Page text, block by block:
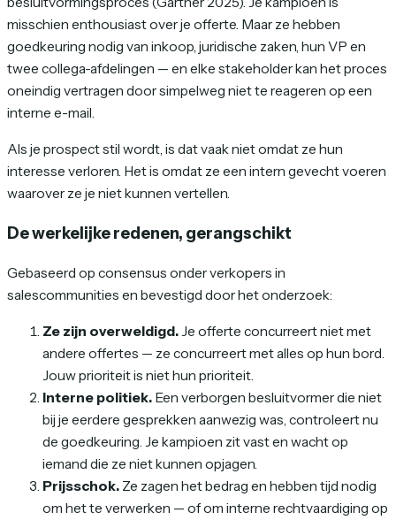
misschien enthousiast over je offerte. Maar ze hebben
goedkeuring nodig van inkoop, juridische zaken, hun VP en
twee collega-afdelingen — en elke stakeholder kan het proces
oneindig vertragen door simpelweg niet te reageren op een
interne e-mail.
Als je prospect stil wordt, is dat vaak niet omdat ze hun
interesse verloren. Het is omdat ze een intern gevecht voeren
waarover ze je niet kunnen vertellen.
De werkelijke redenen, gerangschikt
Gebaseerd op consensus onder verkopers in
salescommunities en bevestigd door het onderzoek:
Ze zijn overweldigd. Je offerte concurreert niet met
andere offertes — ze concurreert met alles op hun bord.
Jouw prioriteit is niet hun prioriteit.
Interne politiek. Een verborgen besluitvormer die niet
bij je eerdere gesprekken aanwezig was, controleert nu
de goedkeuring. Je kampioen zit vast en wacht op
iemand die ze niet kunnen opjagen.
Prijsschok. Ze zagen het bedrag en hebben tijd nodig
om het te verwerken — of om interne rechtvaardiging op